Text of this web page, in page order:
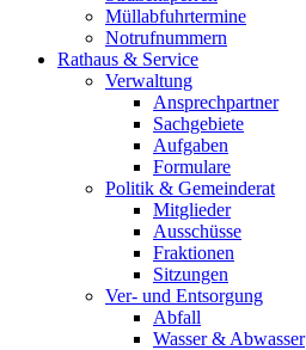
Müllabfuhrtermine
Notrufnummern
Rathaus & Service
Verwaltung
Ansprechpartner
Sachgebiete
Aufgaben
Formulare
Politik & Gemeinderat
Mitglieder
Ausschüsse
Fraktionen
Sitzungen
Ver- und Entsorgung
Abfall
Wasser & Abwasser